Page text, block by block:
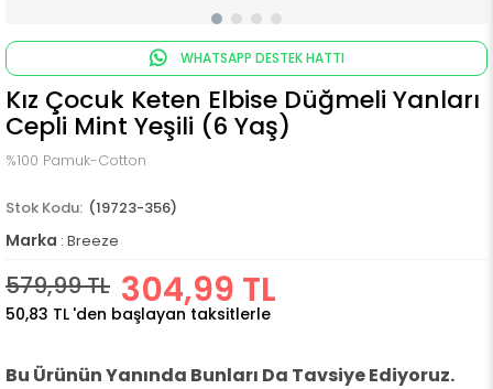
WHATSAPP DESTEK HATTI
Kız Çocuk Keten Elbise Düğmeli Yanları
Cepli Mint Yeşili (6 Yaş)
%100 Pamuk-Cotton
(19723-356)
Marka : Breeze
579,99 TL 304,99 TL
50,83 TL 'den başlayan taksitlerle
Bu Ürünün Yanında Bunları Da Tavsiye Ediyoruz.